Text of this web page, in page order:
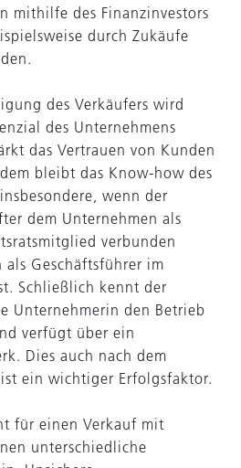
mithilfe des Finanzinvestors
durch Zukäufe
des Verkäufers wird
des Unternehmens
das Vertrauen von Kunden
bleibt das Know-how des
wenn der
dem Unternehmen als
verbunden
Geschäftsführer im
Schließlich kennt der
Unternehmerin den Betrieb
verfügt über ein
Dies auch nach dem
ein wichtiger Erfolgsfaktor.
für einen Verkauf mit
unterschiedliche